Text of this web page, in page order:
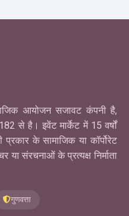
आयोजन सजावट कंपनी है,
से है। इवेंट मार्केट में 15 वर्षों
के सामाजिक या कॉर्पोरेट
या संरचनाओं के प्रत्यक्ष निर्माता
गुणवत्ता